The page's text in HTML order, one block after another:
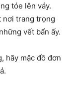
tóe lên váy.
nơi trang trọng
vết bẩn ấy.
hãy mặc đồ đơn